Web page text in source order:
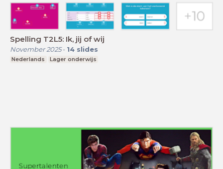
Spelling T2L5: Ik, jij of wij
November 2025- 14 slides
Nederlands Lager onderwijs